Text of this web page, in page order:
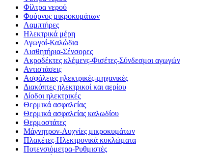
Φίλτρα νερού
Φούρνος μικροκυμάτων
Λαμπτήρες
Ηλεκτρικά μέρη
Αγωγοί-Καλώδια
Αισθητήρια-Σένσορες
Ακροδέκτες κλέμενς-Φισέτες-Σύνδεσμοι αγωγών
Αντιστάσεις
Ασφάλειες ηλεκτρικές-μηχανικές
Διακόπτες ηλεκτρικοί και αερίου
Δίοδοι ηλεκτρικές
Θερμικά ασφαλείας
Θερμικά ασφαλείας καλωδίου
Θερμοστάτες
Μάγνητρον-Λυχνίες μικροκυμάτων
Πλακέτες-Ηλεκτρονικά κυκλώματα
Ποτενσιόμετρα-Ρυθμιστές